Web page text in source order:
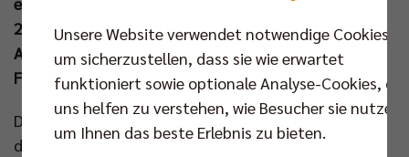
25:20, 21:25, 29:27). Im Halbfinale wartet nun ein
Auswärtsspiel beim Rekordpokalsieger VfB
Friedrichshafen (22. Dez).
Die zwei spannendsten Personalentscheidungen zu
diesem Viertelfinale erwarteten beide Fanlager im
Unsere Website verwendet notwendige Cookies,
um sicherzustellen, dass sie wie erwartet
funktioniert sowie optionale Analyse-Cookies, die
uns helfen zu verstehen, wie Besucher sie nutzen,
um Ihnen das beste Erlebnis zu bieten.